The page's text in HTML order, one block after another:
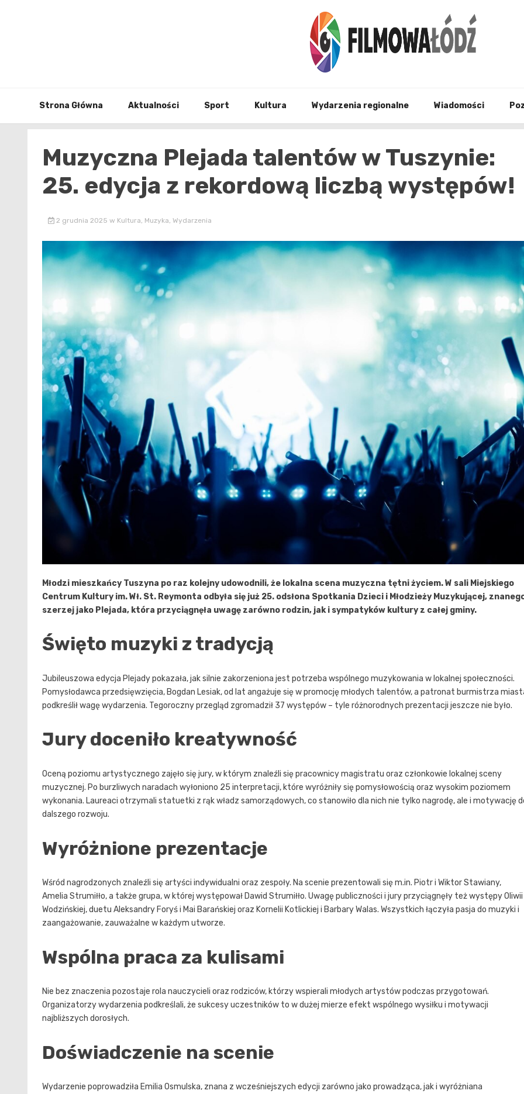
Strona Główna Aktualności Sport Kultura Wydarzenia regionalne Wiadomości
Muzyczna Plejada talentów w Tuszynie:
25. edycja z rekordową liczbą występów!
2 grudnia 2025 w Kultura, Muzyka, Wydarzenia
Młodzi mieszkańcy Tuszyna po raz kolejny udowodnili, że lokalna scena muzyczna tętni życiem. W sali Miejskiego
Centrum Kultury im. Wł. St. Reymonta odbyła się już 25. odsłona Spotkania Dzieci i Młodzieży Muzykującej,
szerzej jako Plejada, która przyciągnęła uwagę zarówno rodzin, jak i sympatyków kultury z całej gminy.
Święto muzyki z tradycją
Jubileuszowa edycja Plejady pokazała, jak silnie zakorzeniona jest potrzeba wspólnego muzykowania w lokalnej społeczności.
Pomysłodawca przedsięwzięcia, Bogdan Lesiak, od lat angażuje się w promocję młodych talentów, a patronat burmistrza
podkreślił wagę wydarzenia. Tegoroczny przegląd zgromadził 37 występów – tyle różnorodnych prezentacji jeszcze nie było.
Jury doceniło kreatywność
Oceną poziomu artystycznego zajęło się jury, w którym znaleźli się pracownicy magistratu oraz członkowie lokalnej sceny
muzycznej. Po burzliwych naradach wyłoniono 25 interpretacji, które wyróżniły się pomysłowością oraz wysokim poziomem
wykonania. Laureaci otrzymali statuetki z rąk władz samorządowych, co stanowiło dla nich nie tylko nagrodę, ale i motywację
dalszego rozwoju.
Wyróżnione prezentacje
Wśród nagrodzonych znaleźli się artyści indywidualni oraz zespoły. Na scenie prezentowali się m.in. Piotr i Wiktor Stawiany,
Amelia Strumiłło, a także grupa, w której występował Dawid Strumiłło. Uwagę publiczności i jury przyciągnęły też występy Oliwii
Wodzińskiej, duetu Aleksandry Foryś i Mai Barańskiej oraz Kornelii Kotlickiej i Barbary Walas. Wszystkich łączyła pasja do muzyki i
zaangażowanie, zauważalne w każdym utworze.
Wspólna praca za kulisami
Nie bez znaczenia pozostaje rola nauczycieli oraz rodziców, którzy wspierali młodych artystów podczas przygotowań.
Organizatorzy wydarzenia podkreślali, że sukcesy uczestników to w dużej mierze efekt wspólnego wysiłku i motywacji
najbliższych dorosłych.
Doświadczenie na scenie
Wydarzenie poprowadziła Emilia Osmulska, znana z wcześniejszych edycji zarówno jako prowadząca, jak i wyróżniana